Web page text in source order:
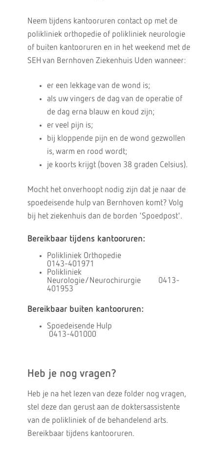
Neem tijdens kantooruren contact op met de
polikliniek orthopedie of polikliniek neurologie
of buiten kantooruren en in het weekend met de
SEH van Bernhoven Ziekenhuis Uden wanneer:
er een lekkage van de wond is;
als uw vingers de dag van de operatie of
de dag erna blauw en koud zijn;
er veel pijn is;
bij kloppende pijn en de wond gezwollen
is, warm en rood wordt;
je koorts krijgt (boven 38 graden Celsius).
Mocht het onverhoopt nodig zijn dat je naar de
spoedeisende hulp van Bernhoven komt? Volg
bij het ziekenhuis dan de borden 'Spoedpost'.
Bereikbaar tijdens kantooruren:
Polikliniek Orthopedie
0143-401971
Polikliniek
Neurologie/Neurochirurgie0413-
401953
Bereikbaar buiten kantooruren:
Spoedeisende Hulp
0413-401000
Heb je nog vragen?
Heb je na het lezen van deze folder nog vragen,
stel deze dan gerust aan de doktersassistente
van de polikliniek of de behandelend arts.
Bereikbaar tijdens kantooruren.